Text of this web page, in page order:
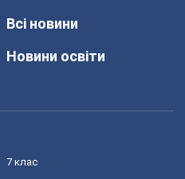
Всі новини
Новини освіти
7 клас